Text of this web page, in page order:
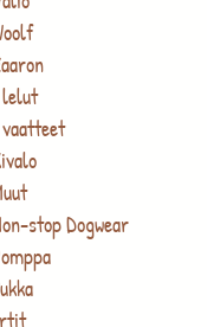
stop Dogwear